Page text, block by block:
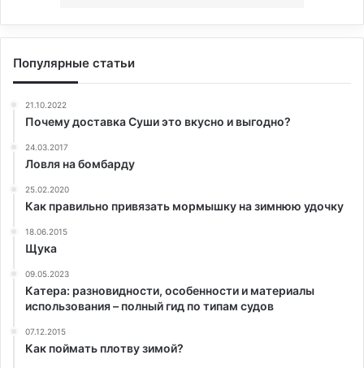
Популярные статьи
21.10.2022
Почему доставка Суши это вкусно и выгодно?
24.03.2017
Ловля на бомбарду
25.02.2020
Как правильно привязать мормышку на зимнюю удочку
18.06.2015
Щука
09.05.2023
Катера: разновидности, особенности и материалы
использования – полный гид по типам судов
07.12.2015
Как поймать плотву зимой?